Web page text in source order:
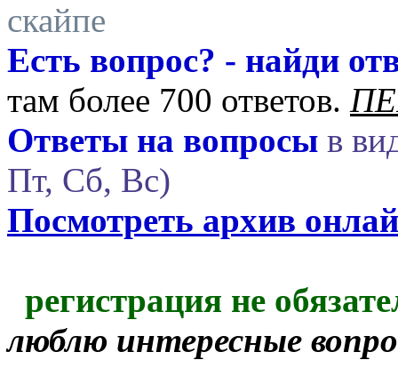
скайпе
Есть вопрос? - найди
там более 700 ответов.
Ответы на вопросы в
Пт, Сб, Вс)
Посмотреть архив
регистрация не
люблю интересные